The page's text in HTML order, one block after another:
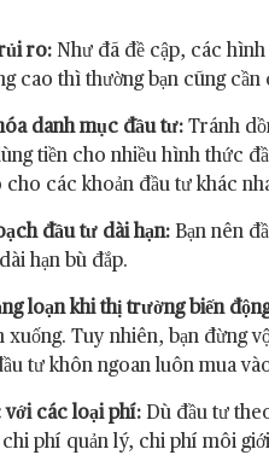
ro: Như đã đề cập, các
cao thì thường bạn cũng
danh mục đầu tư: Tránh
tiền cho nhiều hình thức
cho các khoản đầu tư khác
đầu tư dài hạn: Bạn nên
hạn bù đắp.
loạn khi thị trường biến
xuống. Tuy nhiên, bạn đừng
tư khôn ngoan luôn mua
với các loại phí: Dù đầu tư
phí quản lý, chi phí môi